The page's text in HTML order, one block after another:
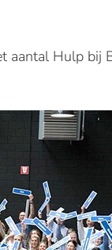
aantal Hulp bij